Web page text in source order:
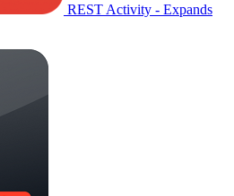
REST Activity - Expands